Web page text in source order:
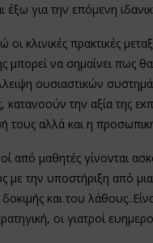
έξω για την επόμενη
κλινικές πρακτικές
μπορεί να σημαίνει πως
ουσιαστικών
κατανοούν την αξία της
τους αλλά και η
από μαθητές γίνονται
την υποστήριξη από μια
δοκιμής και του
οι γιατροί